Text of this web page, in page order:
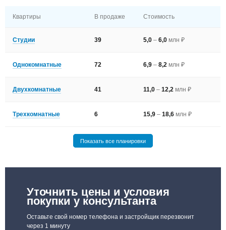
Квартиры В продаже Стоимость
Студии 39 5,0– 6,0млн ₽
Однокомнатные 72 6,9– 8,2млн ₽
Двухкомнатные 41 11,0– 12,2млн ₽
Трехкомнатные 6 15,9– 18,6млн ₽
Показать все планировки
Уточнить цены и условия
покупки у консультанта
Оставьте свой номер телефона и застройщик перезвонит
через 1 минуту